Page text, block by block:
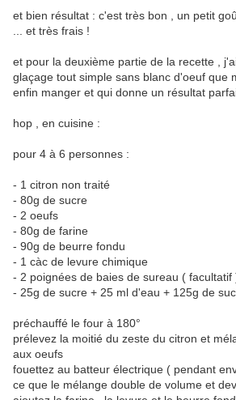
et bien résultat : c'est très bon , un petit
... et très frais !
et pour la deuxième partie de la recette ,
glaçage tout simple sans blanc d'oeuf que
enfin manger et qui donne un résultat
hop , en cuisine :
pour 4 à 6 personnes :
- 1 citron non traité
- 80g de sucre
- 2 oeufs
- 80g de farine
- 90g de beurre fondu
- 1 càc de levure chimique
- 2 poignées de baies de sureau ( facultatif
- 25g de sucre + 25 ml d'eau + 125g de
préchauffé le four à 180°
prélevez la moitié du zeste du citron et
aux oeufs
fouettez au batteur électrique ( pendant
ce que le mélange double de volume et